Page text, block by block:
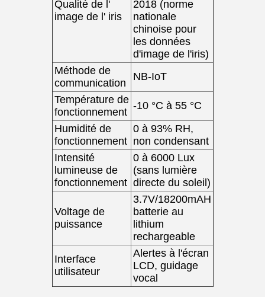
Qualité de l'
image de l' iris
2018 (norme
nationale
chinoise pour
les données
d'image de l'iris)
Méthode de
communication
NB-IoT
Température de
fonctionnement
-10 °C à 55 °C
Humidité de
fonctionnement
0 à 93% RH,
non condensant
Intensité
lumineuse de
fonctionnement
0 à 6000 Lux
(sans lumière
directe du soleil)
Voltage de
puissance
3.7V/18200mAH
batterie au
lithium
rechargeable
Interface
utilisateur
Alertes à l'écran
LCD, guidage
vocal